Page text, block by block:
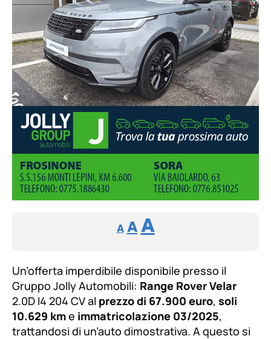
A
Reducir
tamaño
A Restablecer
tamaño
fuente
AAumentar
de
fuente.
Un’offerta imperdibile disponibile presso il
Gruppo Jolly Automobili: Range Rover Velar
2.0D I4 204 CV al prezzo di 67.900 euro, soli
10.629 kme immatricolazione 03/2025,
trattandosi di un’auto dimostrativa. A questo si